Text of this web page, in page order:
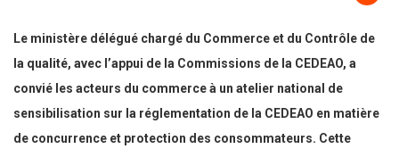
Le ministère délégué chargé du Commerce et du Contrôle de
la qualité, avec l’appui de la Commissions de la CEDEAO, a
convié les acteurs du commerce à un atelier national de
sensibilisation sur la réglementation de la CEDEAO en matière
de concurrence et protection des consommateurs. Cette